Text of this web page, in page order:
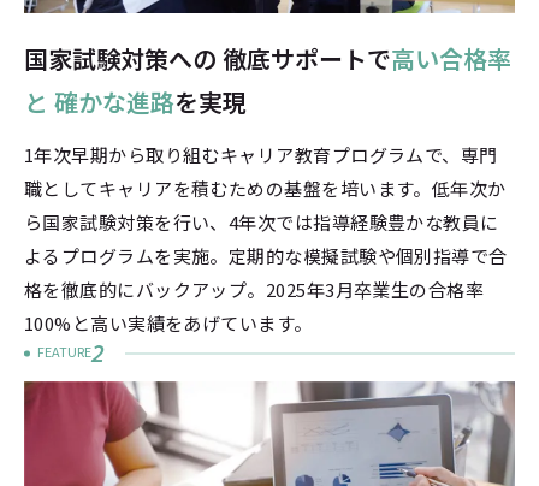
国家試験対策への 徹底サポートで高い合格率
と 確かな進路を実現
1年次早期から取り組むキャリア教育プログラムで、専門
職としてキャリアを積むための基盤を培います。低年次か
ら国家試験対策を行い、4年次では指導経験豊かな教員に
よるプログラムを実施。定期的な模擬試験や個別指導で合
格を徹底的にバックアップ。2025年3月卒業生の合格率
100%と高い実績をあげています。
FEATURE2